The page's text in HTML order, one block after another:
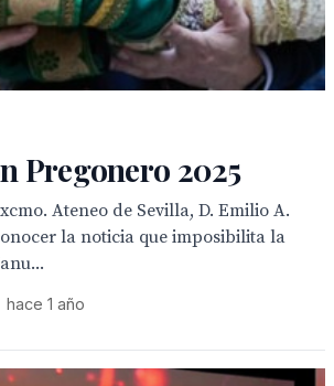
Pregonero 2025
Ateneo de Sevilla, D. Emilio A.
la noticia que imposibilita la
hace 1 año